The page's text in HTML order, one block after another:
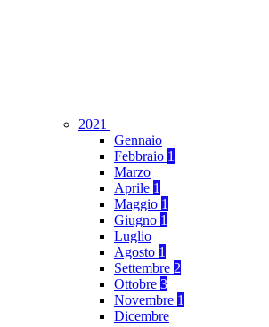
2021
Gennaio
Febbraio 1
Marzo
Aprile 1
Maggio 1
Giugno 1
Luglio
Agosto 1
Settembre 2
Ottobre 3
Novembre 1
Dicembre